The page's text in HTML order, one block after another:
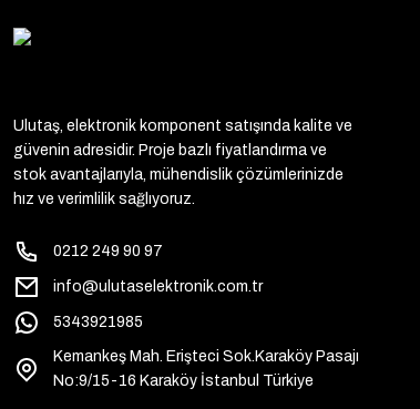
Ulutaş, elektronik komponent satışında kalite ve
güvenin adresidir. Proje bazlı fiyatlandırma ve
stok avantajlarıyla, mühendislik çözümlerinizde
hız ve verimlilik sağlıyoruz.
0212 249 90 97
info@ulutaselektronik.com.tr
5343921985
Kemankeş Mah. Erişteci Sok.Karaköy Pasajı
No:9/15-16 Karaköy İstanbul Türkiye